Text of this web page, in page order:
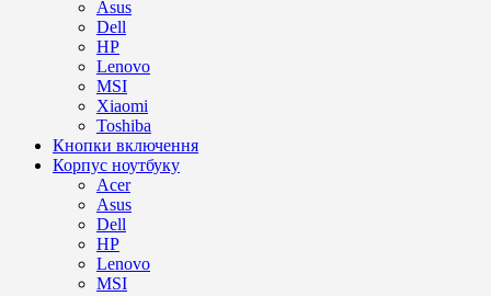
Asus
Dell
HP
Lenovo
MSI
Xiaomi
Toshiba
Кнопки включення
Корпус ноутбуку
Acer
Asus
Dell
HP
Lenovo
MSI